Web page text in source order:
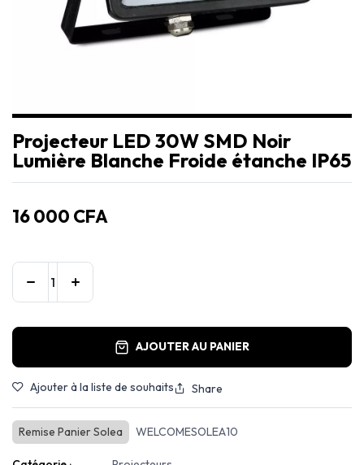
Projecteur LED 30W SMD Noir
Lumière Blanche Froide étanche IP65
16 000 CFA
AJOUTER AU PANIER
Ajouter à la liste de souhaits Share
Remise Panier Solea WELCOMESOLEA10